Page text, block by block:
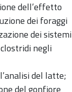
dell’effetto
dei foraggi
dei sistemi
negli
del latte;
del gonfiore